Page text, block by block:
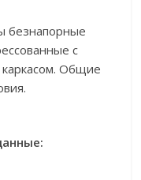
безнапорные
с
Общие